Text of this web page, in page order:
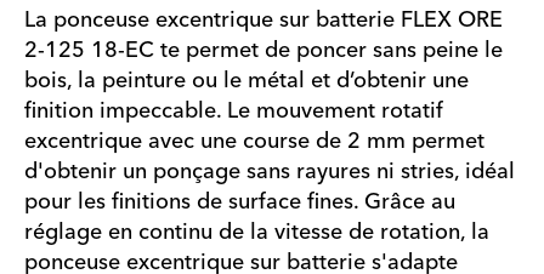
La ponceuse excentrique sur batterie FLEX ORE
2-125 18-EC te permet de poncer sans peine le
bois, la peinture ou le métal et d’obtenir une
finition impeccable. Le mouvement rotatif
excentrique avec une course de 2 mm permet
d'obtenir un ponçage sans rayures ni stries, idéal
pour les finitions de surface fines. Grâce au
réglage en continu de la vitesse de rotation, la
ponceuse excentrique sur batterie s'adapte